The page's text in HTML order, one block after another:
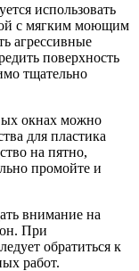
использовать
с мягким моющим
агрессивные
поверхность
тщательно
окнах можно
для пластика
на пятно,
промойте и
внимание на
При
обратиться к
работ.